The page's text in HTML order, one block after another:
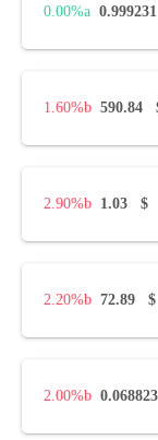
0.999231
0.00%
590.84
1.60%
$
1.03
2.90%
$
72.89
2.20%
0.068823
2.00%